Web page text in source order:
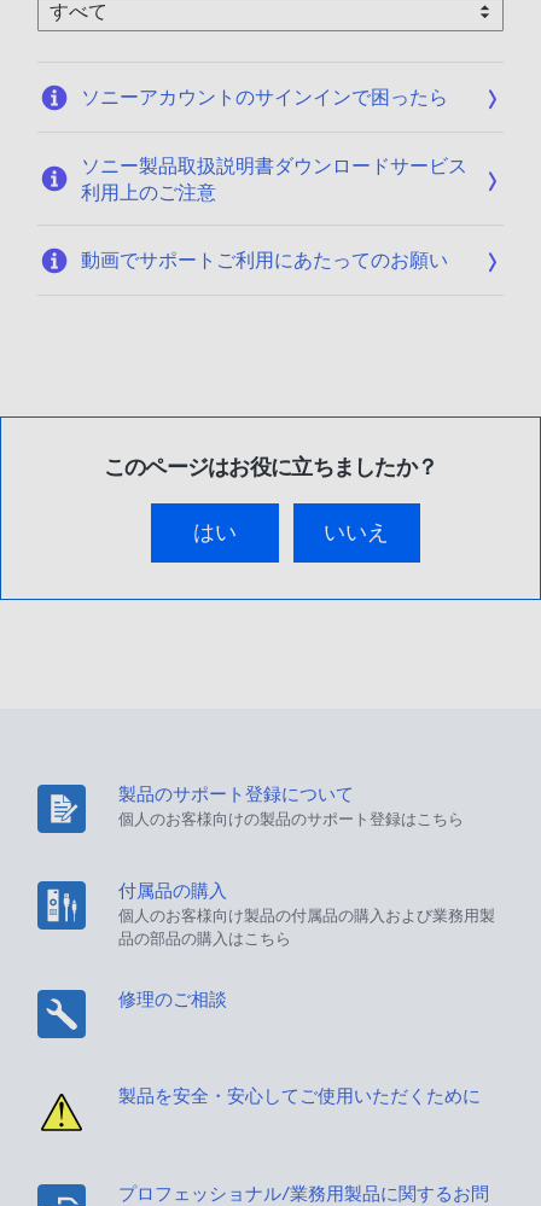
ソニーアカウントのサインインで困ったら
ソニー製品取扱説明書ダウンロードサービス
利用上のご注意
動画でサポートご利用にあたってのお願い
このページはお役に立ちましたか？
はい いいえ
製品のサポート登録について
個人のお客様向けの製品のサポート登録はこちら
付属品の購入
個人のお客様向け製品の付属品の購入および業務用製
品の部品の購入はこちら
修理のご相談
製品を安全・安心してご使用いただくために
プロフェッショナル/業務用製品に関するお問